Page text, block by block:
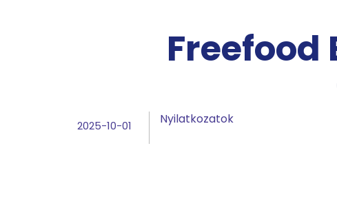
Freefood
2025-10-01 Nyilatkozatok